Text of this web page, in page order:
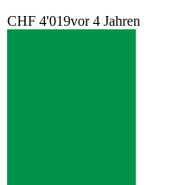
CHF 4'019vor 4 Jahren